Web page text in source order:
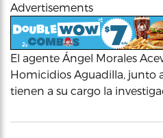
Advertisements
El agente Ángel Morales
Homicidios Aguadilla, junto
tienen a su cargo la